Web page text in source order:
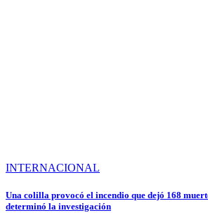
INTERNACIONAL
Una colilla provocó el incendio que dejó 168
determinó la investigación